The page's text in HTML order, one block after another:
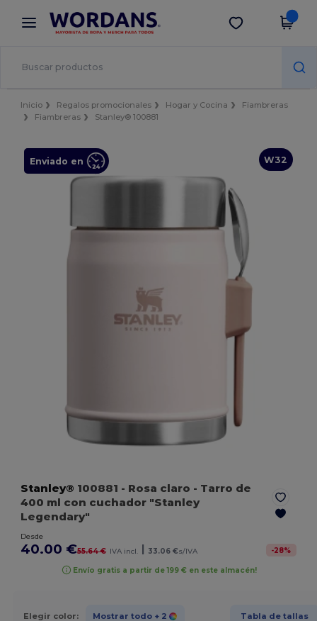
× App de Wordans
¡Mejores precios en app!
Descargar app
Inicio Regalos promocionales Hogar y Cocina
Fiambreras
Fiambreras
Stanley® 100881
W32
Enviado en
Stanley® 100881 - Rosa claro - Tarro de
400 ml con cuchador "Stanley
Legendary"
Desde
40.00 €55.64 € IVA incl. 33.06 €s/IVA -28%
Envío gratis a partir de 199 € en este almacén!
Elegir color: Mostrar todo + 2 Tabla de tallas